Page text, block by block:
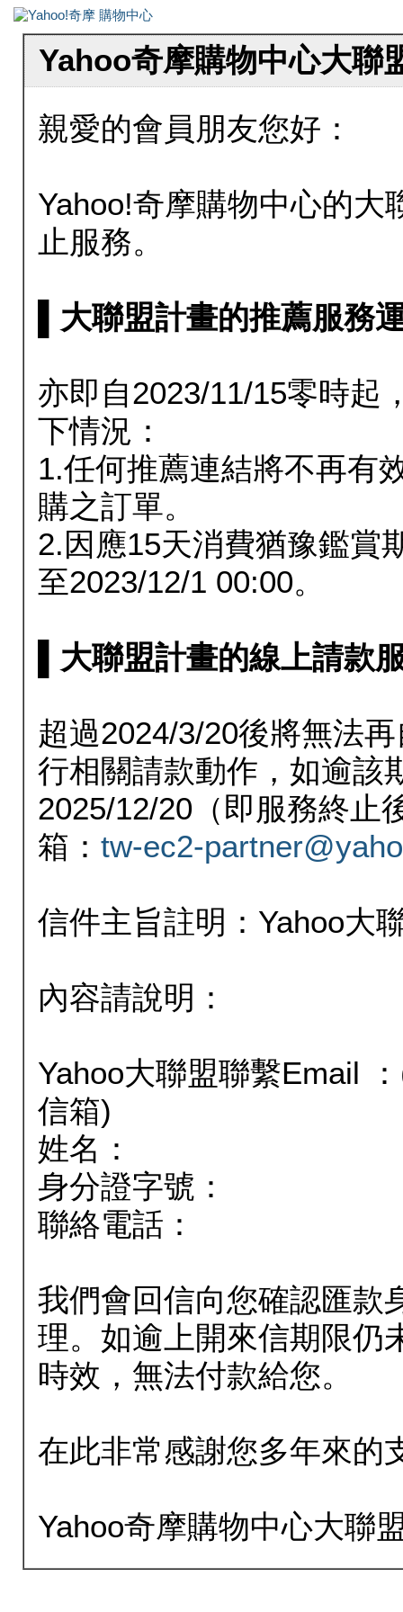
Yahoo奇摩購物中心大聯
親愛的會員朋友您好：
Yahoo!奇摩購物中心的大
止服務。
▌大聯盟計畫的推薦服務
亦即自2023/11/15零時起
下情況：
1.任何推薦連結將不再有
購之訂單。
2.因應15天消費猶豫鑑賞
至2023/12/1 00:00。
▌大聯盟計畫的線上請款
超過2024/3/20後將無法
行相關請款動作，如逾該
2025/12/20（即服務終止
箱： tw-ec2-
信件主旨註明：Yahoo大
內容請說明：
Yahoo大聯盟聯繫Email
信箱)
姓名：
身分證字號：
聯絡電話：
我們會回信向您確認匯款
理。如逾上開來信期限仍
時效，無法付款給您。
在此非常感謝您多年來的
Yahoo奇摩購物中心大